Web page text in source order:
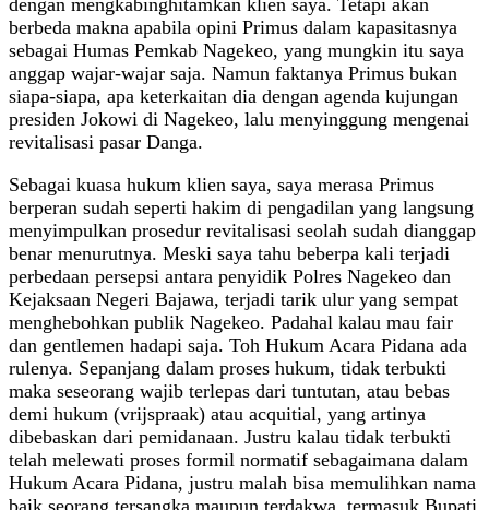
berbeda makna apabila opini Primus dalam kapasitasnya
sebagai Humas Pemkab Nagekeo, yang mungkin itu saya
anggap wajar-wajar saja. Namun faktanya Primus bukan
siapa-siapa, apa keterkaitan dia dengan agenda kujungan
presiden Jokowi di Nagekeo, lalu menyinggung mengenai
revitalisasi pasar Danga.
Sebagai kuasa hukum klien saya, saya merasa Primus
berperan sudah seperti hakim di pengadilan yang langsung
menyimpulkan prosedur revitalisasi seolah sudah dianggap
benar menurutnya. Meski saya tahu beberpa kali terjadi
perbedaan persepsi antara penyidik Polres Nagekeo dan
Kejaksaan Negeri Bajawa, terjadi tarik ulur yang sempat
menghebohkan publik Nagekeo. Padahal kalau mau fair
dan gentlemen hadapi saja. Toh Hukum Acara Pidana ada
rulenya. Sepanjang dalam proses hukum, tidak terbukti
maka seseorang wajib terlepas dari tuntutan, atau bebas
demi hukum (vrijspraak) atau acquitial, yang artinya
dibebaskan dari pemidanaan. Justru kalau tidak terbukti
telah melewati proses formil normatif sebagaimana dalam
Hukum Acara Pidana, justru malah bisa memulihkan nama
baik seorang tersangka maupun terdakwa, termasuk Bupati